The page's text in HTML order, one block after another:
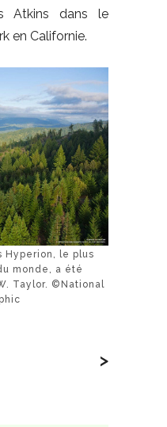
Atkins dans le
en Californie.
Hyperion, le plus
monde, a été
Taylor. ©National
>